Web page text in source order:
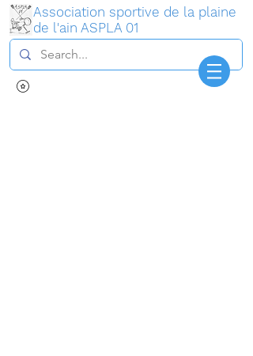
Association sportive de la plaine
de l'ain ASPLA 01